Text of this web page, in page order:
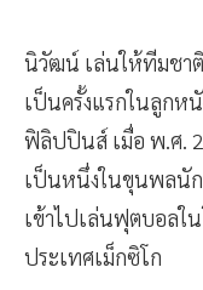
นิวัฒน์ เล่นให้ทีมชา
เป็นครั้งแรกในลูกห
ฟิลิปปินส์ เมื่อ พ.ศ.
เป็นหนึ่งในขุนพลนั
เข้าไปเล่นฟุตบอลใ
ประเทศเม็กซิโก